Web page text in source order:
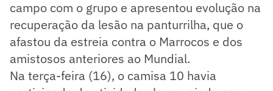
campo com o grupo e apresentou evolução na
recuperação da lesão na panturrilha, que o
afastou da estreia contra o Marrocos e dos
amistosos anteriores ao Mundial.
Na terça-feira (16), o camisa 10 havia